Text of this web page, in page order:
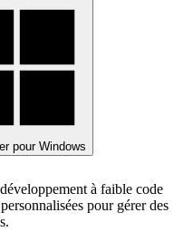
pour Windows
à faible code
pour gérer des